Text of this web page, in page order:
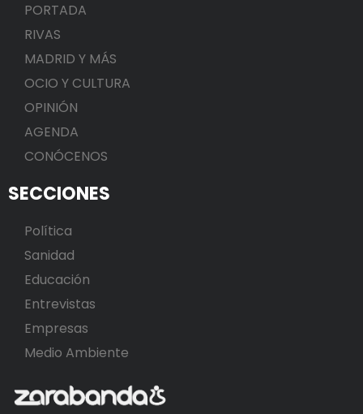
PORTADA
RIVAS
MADRID Y MÁS
OCIO Y CULTURA
OPINIÓN
AGENDA
CONÓCENOS
SECCIONES
Política
Sanidad
Educación
Entrevistas
Empresas
Medio Ambiente